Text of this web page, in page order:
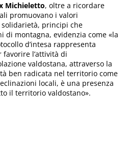
Michieletto, oltre a ricordare
promuovano i valori
solidarietà, principi che
di montagna, evidenzia come «la
d’intesa rappresenta
l’attività di
valdostana, attraverso la
ben radicata nel territorio come
locali, è una presenza
il territorio valdostano».